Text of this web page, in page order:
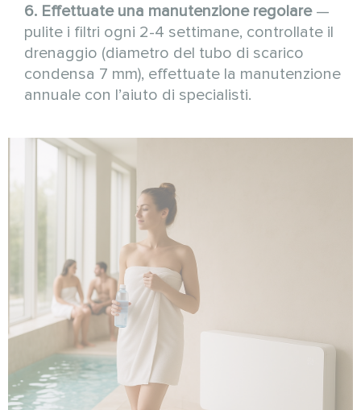
6. Effettuate una manutenzione regolare—
pulite i filtri ogni 2-4 settimane, controllate il
drenaggio (diametro del tubo di scarico
condensa 7 mm), effettuate la manutenzione
annuale con l’aiuto di specialisti.